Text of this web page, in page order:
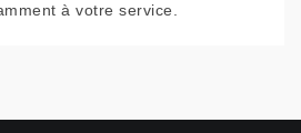
à votre service.